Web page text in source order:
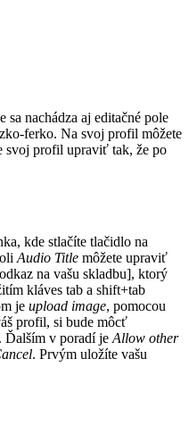
nachádza aj editačné pole
ferko. Na svoj profil môžete
svoj profil upraviť tak, že po
kde stlačíte tlačidlo na
Audio Title môžete upraviť
na vašu skladbu], ktorý
kláves tab a shift+tab
je upload image, pomocou
profil, si bude môcť
Ďalším v poradí je Allow other
. Prvým uložíte vašu